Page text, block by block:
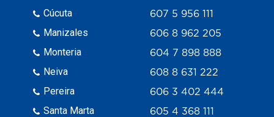
Cúcuta
Manizales
Monteria
Neiva
Pereira
Santa Marta
607 5 956 111
606 8 962 205
604 7 898 888
608 8 631 222
606 3 402 444
605 4 368 111